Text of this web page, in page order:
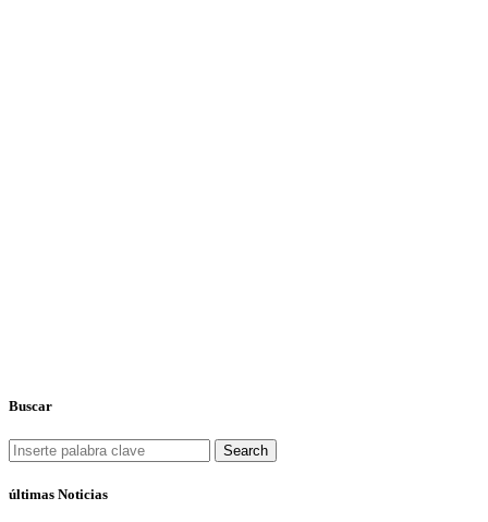
Buscar
Search
últimas Noticias